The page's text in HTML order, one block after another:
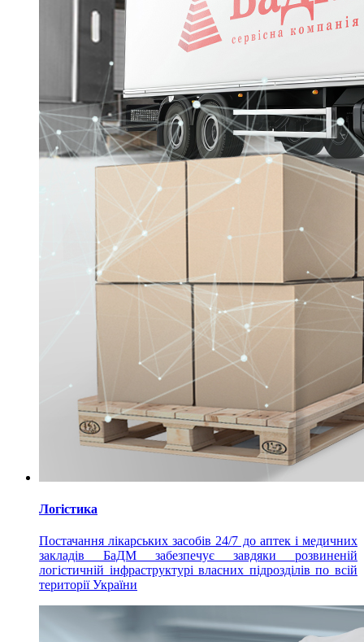
Логістика
Постачання лікарських засобів 24/7 до аптек і медичних
закладів БаДМ забезпечує завдяки розвиненій
логістичній інфраструктурі власних підрозділів по всій
території України